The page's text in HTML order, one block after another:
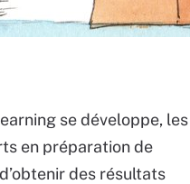
se développe, les
en préparation de
des résultats